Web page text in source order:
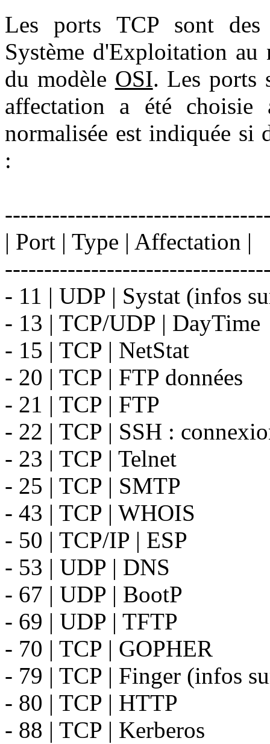
Les ports TCP sont
Système d'Exploitation
du modèle OSI. Les ports
affectation a été choisie
normalisée est indiquée si
:
| Port | Type | Affectation |
- 11 | UDP | Systat (infos
- 13 | TCP/UDP | DayTime
- 15 | TCP | NetStat
- 20 | TCP | FTP données
- 21 | TCP | FTP
- 22 | TCP | SSH :
- 23 | TCP | Telnet
- 25 | TCP | SMTP
- 43 | TCP | WHOIS
- 50 | TCP/IP | ESP
- 53 | UDP | DNS
- 67 | UDP | BootP
- 69 | UDP | TFTP
- 70 | TCP | GOPHER
- 79 | TCP | Finger (infos
- 80 | TCP | HTTP
- 88 | TCP | Kerberos